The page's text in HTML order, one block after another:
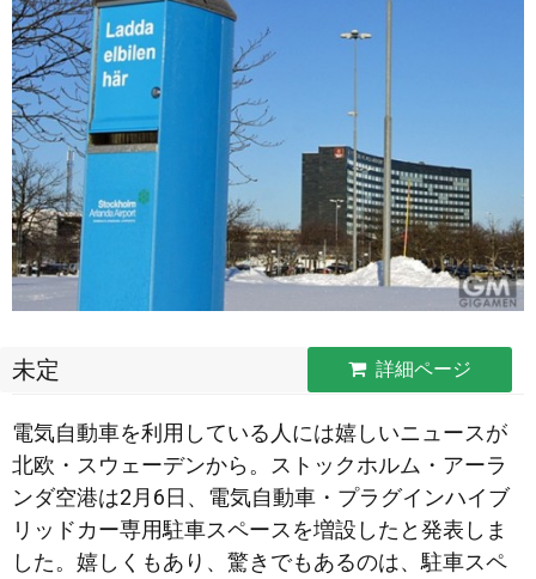
未定 詳細ページ
電気自動車を利用している人には嬉しいニュースが
北欧・スウェーデンから。ストックホルム・アーラ
ンダ空港は2月6日、電気自動車・プラグインハイブ
リッドカー専用駐車スペースを増設したと発表しま
した。嬉しくもあり、驚きでもあるのは、駐車スペ